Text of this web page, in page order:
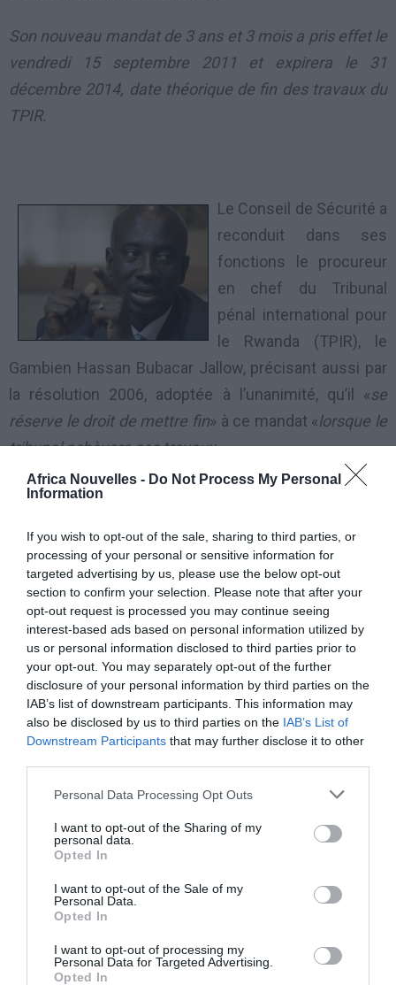
Africa Nouvelles - Do Not Process My Personal
Information
If you wish to opt-out of the sale, sharing to third parties, or
processing of your personal or sensitive information for
targeted advertising by us, please use the below opt-out
section to confirm your selection. Please note that after your
opt-out request is processed you may continue seeing
interest-based ads based on personal information utilized by
us or personal information disclosed to third parties prior to
your opt-out. You may separately opt-out of the further
disclosure of your personal information by third parties on the
IAB’s list of downstream participants. This information may
also be disclosed by us to third parties on the IAB’s List of
Downstream Participants that may further disclose it to other
Personal Data Processing Opt Outs
I want to opt-out of the Sharing of my
personal data.
Opted In
I want to opt-out of the Sale of my
Personal Data.
Opted In
I want to opt-out of processing my
Personal Data for Targeted Advertising.
Opted In
Son nouveau mandat de 3 ans et 3 mois a pris effet le
vendredi 15 septembre 2011 et expirera le 31
décembre 2014, date théorique de fin des travaux du
TPIR.
Le Conseil de Sécurité a
reconduit dans ses
fonctions le procureur
en chef du Tribunal
pénal international pour
le Rwanda (TPIR), le
Gambien Hassan Bubacar Jallow, précisant aussi par
la résolution 2006, adoptée à l’unanimité, qu’il «se
réserve le droit de mettre fin» à ce mandat «lorsque le
tribunal achèvera ses travaux».
Par sa résolution 1966 du 22 décembre 2010, l’ONU
rapidement ses travaux, y compris les jugements en
appel, au plus tard le 31 décembre 2014.
Six procès en première instance impliquant 10
accusés sont à différentes étapes devant le TPIR.
Parmi ces procès, figure celui de quatre anciens
ministres dont le jugement est attendu le 30
septembre.
Par ailleurs, un accusé attend toujours de comparaître
tandis qu’un autre a saisi la chambre d’appel après le
renvoi de son dossier devant la justice rwandaise.
Dix-neuf accusés sont en instance d’appel dont deux
Le renouvellement du mandat de Hassan Bubacar
Jallow avait été proposé par le Secrétaire général des
Nations unies, Ban Ki-moon, dans une lettre en date